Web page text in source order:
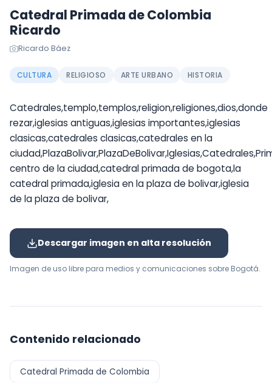
Catedral Primada de Colombia
Ricardo
Ricardo Báez
CULTURA RELIGIOSO ARTE URBANO HISTORIA
Catedrales,templo,templos,religion,religiones,dios,donde
rezar,iglesias antiguas,iglesias importantes,iglesias
clasicas,catedrales clasicas,catedrales en la
centro de la ciudad,catedral primada de bogota,la
catedral primada,iglesia en la plaza de bolivar,iglesia
de la plaza de bolivar,
Descargar imagen en alta resolución
Imagen de uso libre para medios y comunicaciones sobre Bogotá.
Contenido relacionado
Catedral Primada de Colombia